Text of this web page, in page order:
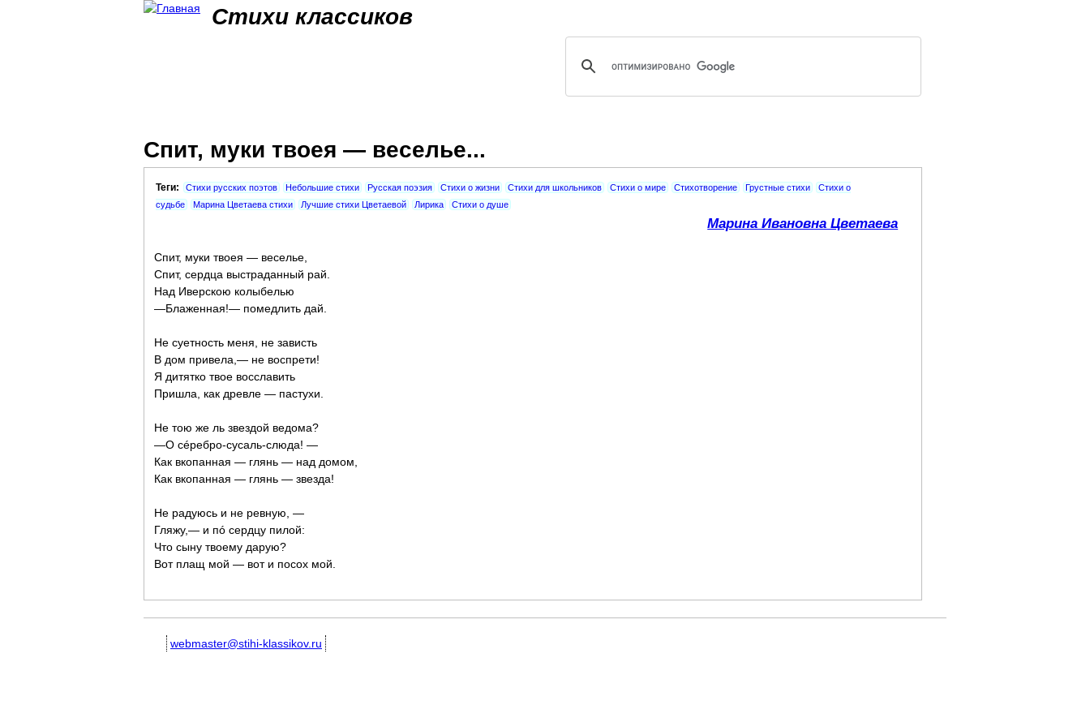
Стихи классиков
Спит, муки твоея — веселье...
Теги: Стихи русских поэтов Небольшие стихи Русская поэзия Стихи о жизни Стихи для школьников Стихи о мире Стихотворение Грустные стихи
Стихи о
судьбе
Марина Цветаева стихи Лучшие стихи Цветаевой Лирика Стихи о душе
Марина Ивановна Цветаева
Спит, муки твоея — веселье,
Спит, сердца выстраданный рай.
Над Иверскою колыбелью
—Блаженная!— помедлить дай.
Не суетность меня, не зависть
В дом привела,— не воспрети!
Я дитятко твое восславить
Пришла, как древле — пастухи.
Не тою же ль звездой ведома?
—О сéребро-сусаль-слюда! —
Как вкопанная — глянь — над домом,
Как вкопанная — глянь — звезда!
Не радуюсь и не ревную, —
Гляжу,— и пó сердцу пилой:
Что сыну твоему дарую?
Вот плащ мой — вот и посох мой.
webmaster@stihi-klassikov.ru